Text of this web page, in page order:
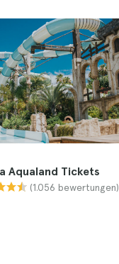
Aqualand Tickets
(1.056 bewertungen)